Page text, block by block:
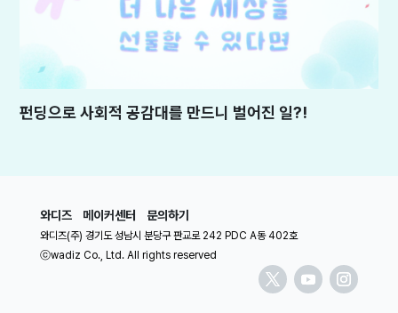
펀딩으로 사회적 공감대를 만드니 벌어진 일?!
와디즈 메이커센터 문의하기
와디즈(주) 경기도 성남시 분당구 판교로 242 PDC A동 402호
ⓒwadiz Co., Ltd. All rights reserved